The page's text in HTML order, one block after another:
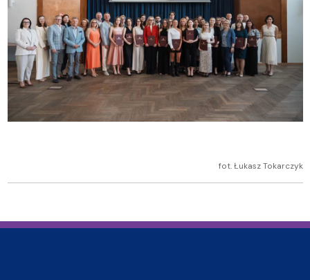
fot. Łukasz Tokarczyk